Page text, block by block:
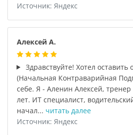
Источник: Яндекс
Алексей А.
Здравствуйте! Хотел оставить
(Начальная Контраварийная
себе. Я - Аленин Алексей, тренер
лет. ИТ специалист,
начал... читать далее
Источник: Яндекс